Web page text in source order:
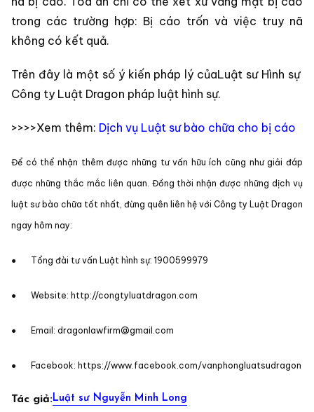
trong các trường hợp: Bị cáo trốn và việc truy nã
không có kết quả.
Trên đây là một số ý kiến pháp lý củaLuật sư Hình sự
Công ty Luật Dragon pháp luật hình sự.
>>>>Xem thêm: Dịch vụ Luật sư bào chữa cho bị cáo
Để có thể nhận thêm được những tư vấn hữu ích cũng như giải đáp
được những thắc mắc liên quan. Đồng thời nhận được những dịch vụ
luật sư bào chữa tốt nhất, đừng quên liên hệ với Công ty Luật Dragon
ngay hôm nay:
● Tổng đài tư vấn Luật hình sự: 1900599979
● Website: http://congtyluatdragon.com
● Email: dragonlawfirm@gmail.com
● Facebook: https://www.facebook.com/vanphongluatsudragon
Tác giả:Luật sư Nguyễn Minh Long